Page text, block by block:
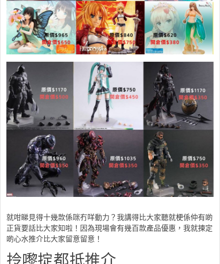
就咁睇見得十幾款係咪冇咩動力？我講得比大家聽就梗係仲有啲
正貨要話比大家知啦！因為現場會有幾百款產品優惠，我就揀定
啲心水推介比大家留意留意！
拎嚟掟都抵推介